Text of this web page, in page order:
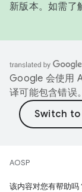
新版本。如需了
Google 会使用
译可能包含错误。
AOSP
该内容对您有帮助吗